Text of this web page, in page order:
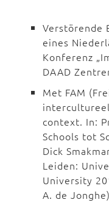
Verstörende
eines
Konferenz
DAAD
Met FAM
context. In:
Schools tot
Dick
Leiden:
University
A. de